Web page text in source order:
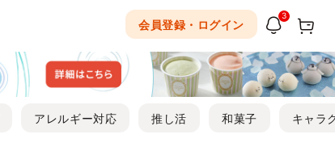
会員登録・ログイン
3
アレルギー対応 推し活 和菓子 キャラ